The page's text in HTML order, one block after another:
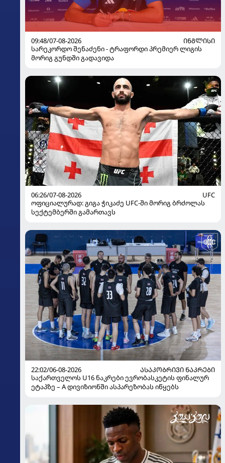
09:48/07-08-2026
ᲘᲜᲒᲚᲘᲡᲘ
სარეკორდო შენაძენი - ტრაფორდი პრემიერ ლიგის
მორიგ გუნდში გადავიდა
06:26/07-08-2026
UFC
ოფიციალურად: გიგა ჭიკაძე UFC-ში მორიგ ბრძოლას
სექტემბერში გამართავს
22:02/06-08-2026
ᲐᲡᲐᲙᲝᲑᲠᲘᲕᲘ ᲜᲐᲙᲠᲔᲑᲘ
საქართველოს U16 ნაკრები ევრობასკეტის ფინალურ
ეტაპზე – A დივიზიონში ასპარეზობას იწყებს